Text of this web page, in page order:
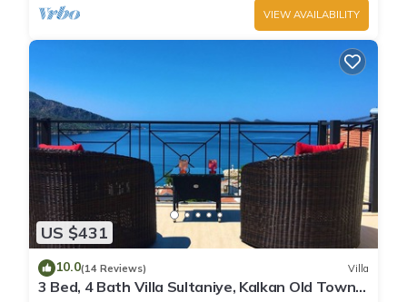
VIEW AVAILABILITY
US $431
10.0(14 Reviews) Villa
3 Bed, 4 Bath Villa Sultaniye, Kalkan Old Town